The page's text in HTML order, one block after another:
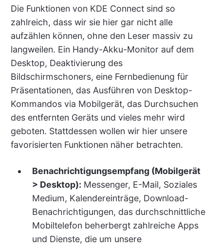
Die Funktionen von KDE Connect sind so
zahlreich, dass wir sie hier gar nicht alle
aufzählen können, ohne den Leser massiv zu
langweilen. Ein Handy-Akku-Monitor auf dem
Desktop, Deaktivierung des
Bildschirmschoners, eine Fernbedienung für
Präsentationen, das Ausführen von Desktop-
Kommandos via Mobilgerät, das Durchsuchen
des entfernten Geräts und vieles mehr wird
geboten. Stattdessen wollen wir hier unsere
favorisierten Funktionen näher betrachten.
Benachrichtigungsempfang (Mobilgerät
> Desktop): Messenger, E-Mail, Soziales
Medium, Kalendereinträge, Download-
Benachrichtigungen, das durchschnittliche
Mobiltelefon beherbergt zahlreiche Apps
und Dienste, die um unsere